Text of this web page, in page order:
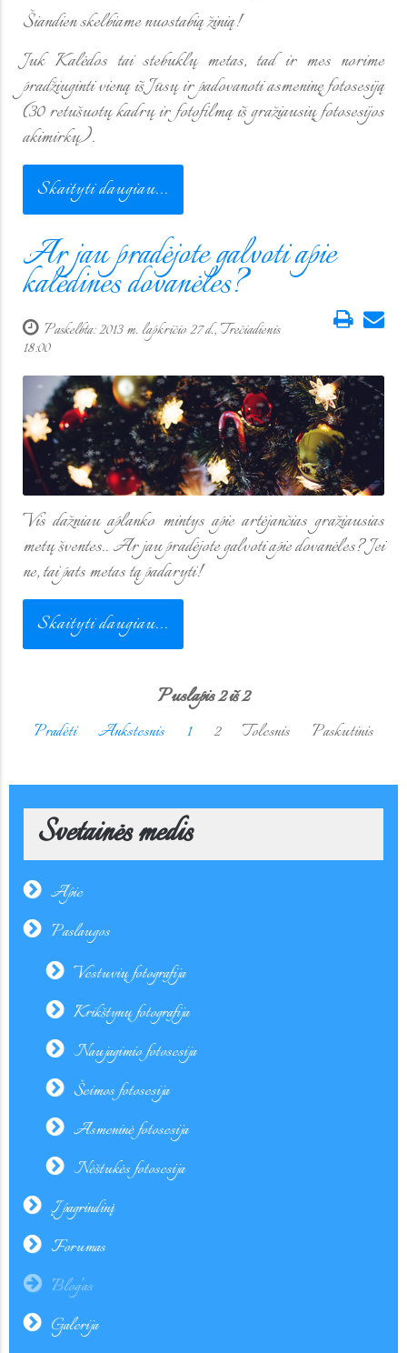
Šiandien skelbiame nuostabią žinią!
Juk Kalėdos tai stebuklų metas, tad ir mes norime
pradžiuginti vieną iš Jūsų ir padovanoti asmeninę fotosesiją
(30 retušuotų kadrų ir fotofilmą iš gražiausių fotosesijos
akimirkų).
Skaityti daugiau...
Ar jau pradėjote galvoti apie
kalėdines dovanėles?
Paskelbta: 2013 m. lapkričio 27 d., Trečiadienis
18:00
Vis dažniau aplanko mintys apie artėjančias gražiausias
metų šventes.. Ar jau pradėjote galvoti apie dovanėles? Jei
ne, tai pats metas tą padaryti!
Skaityti daugiau...
Puslapis 2 iš 2
Pradėti Ankstesnis 1 2 Tolesnis Paskutinis
Svetainės medis
Apie
Paslaugos
Vestuvių fotografija
Krikštynų fotografija
Naujagimio fotosesija
Šeimos fotosesija
Asmeninė fotosesija
Nėštukės fotosesija
Į pagrindinį
Forumas
Blog'as
Galerija